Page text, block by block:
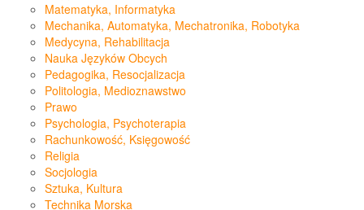
Matematyka, Informatyka
Mechanika, Automatyka, Mechatronika, Robotyka
Medycyna, Rehabilitacja
Nauka Języków Obcych
Pedagogika, Resocjalizacja
Politologia, Medioznawstwo
Prawo
Psychologia, Psychoterapia
Rachunkowość, Księgowość
Religia
Socjologia
Sztuka, Kultura
Technika Morska